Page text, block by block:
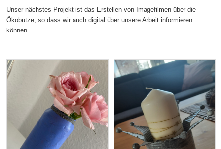
Unser nächstes Projekt ist das Erstellen von Imagefilmen über die
Ökobutze, so dass wir auch digital über unsere Arbeit informieren
können.